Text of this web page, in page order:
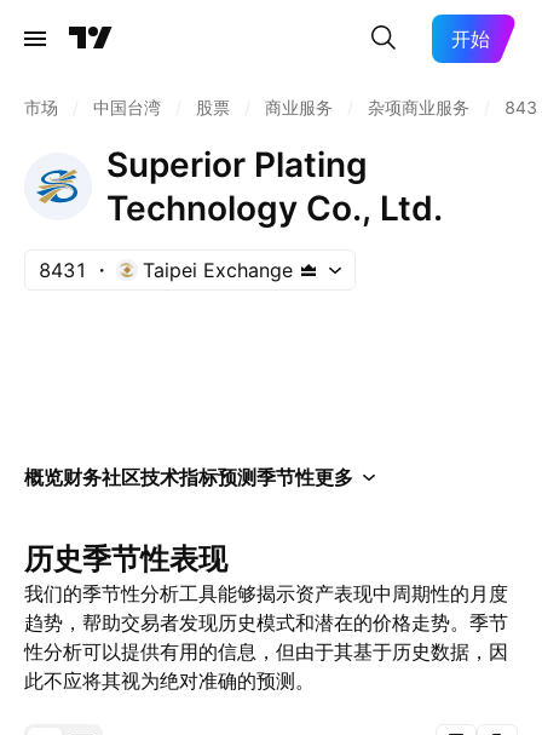
开始
市场 中国台湾 股票 商业服务 杂项商业服务
Superior Plating
Technology Co., Ltd.
8431 Taipei Exchange
概览财务社区技术指标预测季节性更多
历史季节性表现
我们的季节性分析工具能够揭示资产表现中周期性的月度
趋势，帮助交易者发现历史模式和潜在的价格走势。季节
性分析可以提供有用的信息，但由于其基于历史数据，因
此不应将其视为绝对准确的预测。